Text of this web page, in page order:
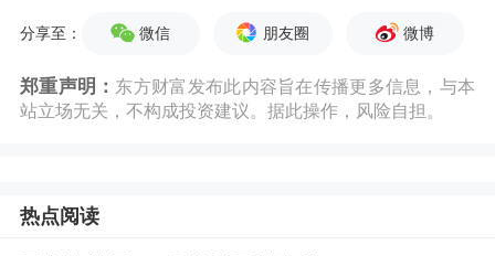
业内人士指出，特朗普政府对核电的倡
导，以及德国新政府在核能立场方面的
流。
分享至： 微信 朋友圈 微博
郑重声明： 东方财富发布此内容旨在传播更多信息，与本
站立场无关，不构成投资建议。据此操作，风险自担。
热点阅读